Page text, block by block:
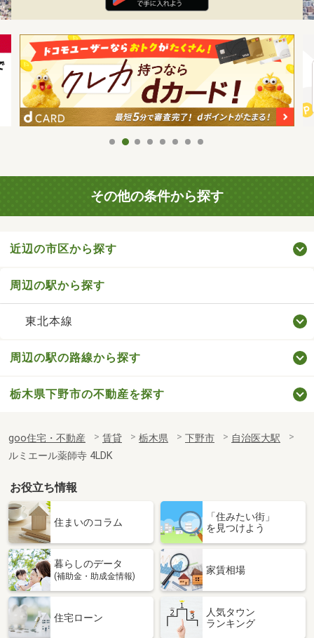
その他の条件から探す
近辺の市区から探す
周辺の駅から探す
東北本線
周辺の駅の路線から探す
栃木県下野市の不動産を探す
goo住宅・不動産 賃貸 栃木県 下野市
自治医大駅
ルミエール薬師寺 4LDK
お役立ち情報
住まいのコラム
「住みたい街」
を見つけよう
暮らしのデータ
(補助金・助成金情報)
家賃相場
住宅ローン
人気タウン
ランキング